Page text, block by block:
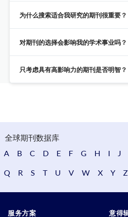
为什么搜索适合我研究的期刊很重要？
对期刊的选择会影响我的学术事业吗？
只考虑具有高影响力的期刊是否明智？
全球期刊数据库
A
B C D E F G H I J
Q R S T U V W X Y Z